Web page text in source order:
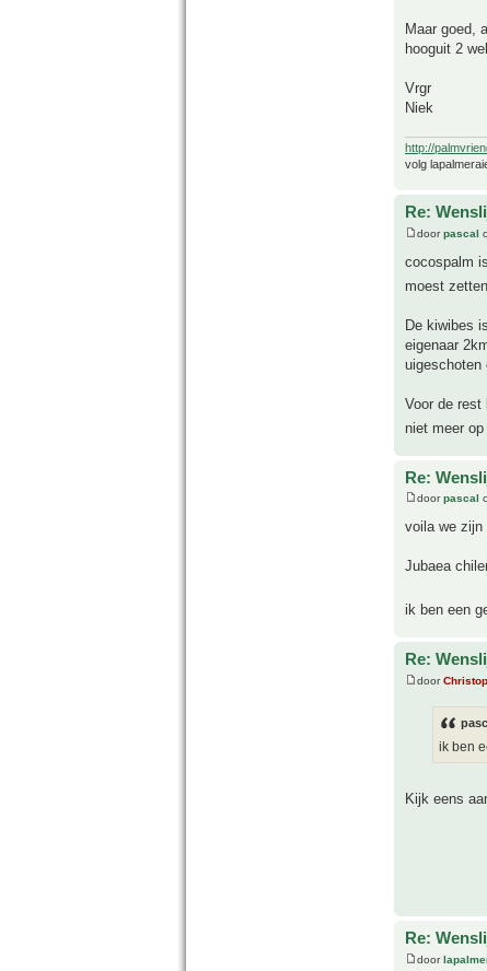
Maar goed,
hooguit 2
Vrgr
Niek
http://
volg
Re:
doorpascal
cocospalm
moest zetten
De kiwibes
eigenaar
uigeschoten
Voor de rest
niet meer
Re:
doorpascal
voila we zijn
Jubaea
ik ben een
Re:
door
ik ben
Kijk eens
Re:
door